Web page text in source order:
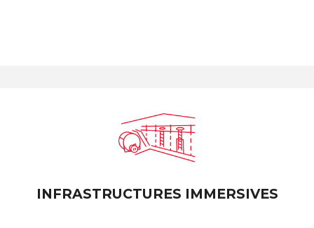
INFRASTRUCTURES IMMERSIVES